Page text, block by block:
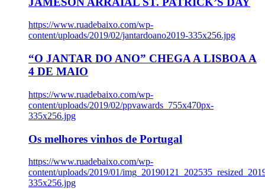
https://www.ruadebaixo.com/wp-
content/uploads/2019/02/jantardoano2019-335x256.jpg
“O JANTAR DO ANO” CHEGA A LISBOA A
4 DE MAIO
https://www.ruadebaixo.com/wp-
content/uploads/2019/02/ppvawards_755x470px-
335x256.jpg
Os melhores vinhos de Portugal
https://www.ruadebaixo.com/wp-
content/uploads/2019/01/
335x256.jpg